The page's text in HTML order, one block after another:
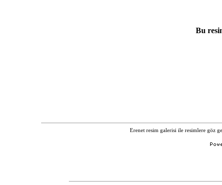
Bu
Erenet resim galerisi ile resimlere göz